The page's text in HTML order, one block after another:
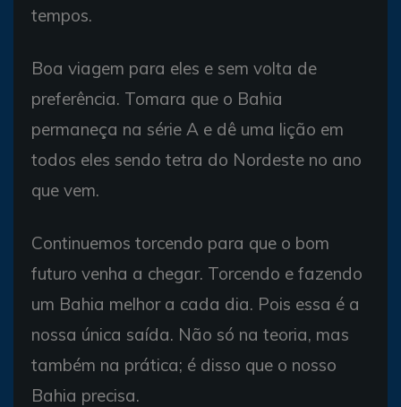
tempos.
Boa viagem para eles e sem volta de
preferência. Tomara que o Bahia
permaneça na série A e dê uma lição em
todos eles sendo tetra do Nordeste no ano
que vem.
Continuemos torcendo para que o bom
futuro venha a chegar. Torcendo e fazendo
um Bahia melhor a cada dia. Pois essa é a
nossa única saída. Não só na teoria, mas
também na prática; é disso que o nosso
Bahia precisa.